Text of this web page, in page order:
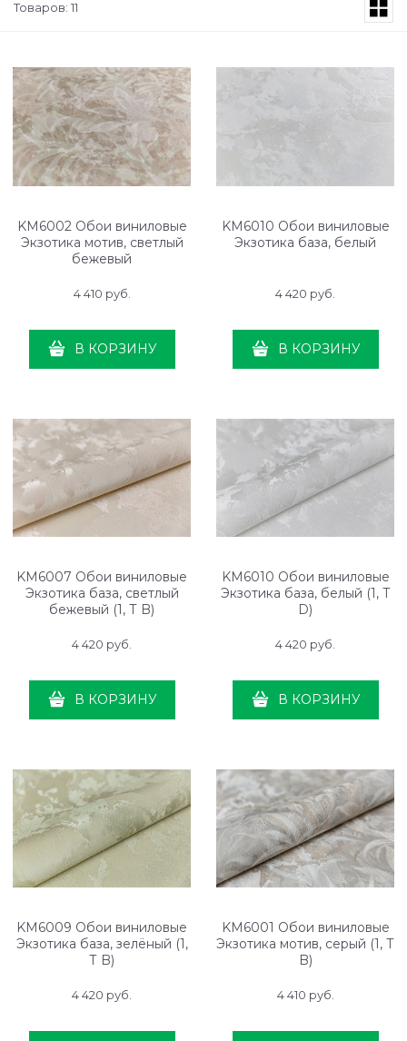
Товаров: 11
KM6002 Обои виниловые
Экзотика мотив, светлый
бежевый
4 410 руб.
В КОРЗИНУ
KM6010 Обои виниловые
Экзотика база, белый
4 420 руб.
В КОРЗИНУ
KM6007 Обои виниловые
Экзотика база, светлый
бежевый (1, Т B)
4 420 руб.
В КОРЗИНУ
KM6010 Обои виниловые
Экзотика база, белый (1, Т
D)
4 420 руб.
В КОРЗИНУ
KM6009 Обои виниловые
Экзотика база, зелёный (1,
Т B)
4 420 руб.
KM6001 Обои виниловые
Экзотика мотив, серый (1, Т
B)
4 410 руб.